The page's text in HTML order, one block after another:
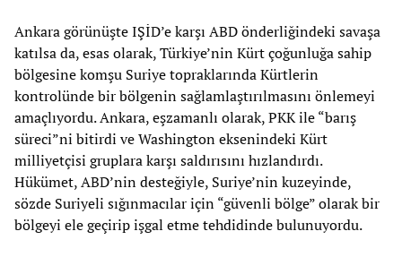
Ankara görünüşte IŞİD’e karşı ABD önderliğindeki savaşa
katılsa da, esas olarak, Türkiye’nin Kürt çoğunluğa sahip
bölgesine komşu Suriye topraklarında Kürtlerin
kontrolünde bir bölgenin sağlamlaştırılmasını önlemeyi
amaçlıyordu. Ankara, eşzamanlı olarak, PKK ile “barış
süreci”ni bitirdi ve Washington eksenindeki Kürt
milliyetçisi gruplara karşı saldırısını hızlandırdı.
Hükümet, ABD’nin desteğiyle, Suriye’nin kuzeyinde,
sözde Suriyeli sığınmacılar için “güvenli bölge” olarak bir
bölgeyi ele geçirip işgal etme tehdidinde bulunuyordu.